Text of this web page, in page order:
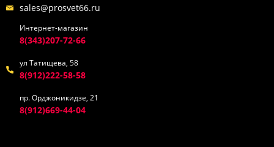
sales@prosvet66.ru
Интернет-магазин
8(343)207-72-66
ул Татищева, 58
8(912)222-58-58
пр. Орджоникидзе, 21
8(912)669-44-04